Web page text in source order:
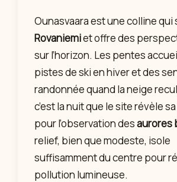
Ounasvaara est une colline
Rovaniemiet offre des
sur l’horizon. Les pentes
pistes de ski en hiver et des
randonnée quand la neige
c’est la nuit que le site révèle
pour l’observation desaurores
relief, bien que modeste, isole
suffisamment du centre pour
pollution lumineuse.